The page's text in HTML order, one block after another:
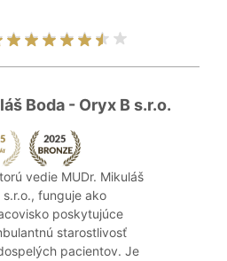
Boda - Oryx B s.r.o.
vedie MUDr. Mikuláš
funguje ako
poskytujúce
starostlivosť
pacientov. Je